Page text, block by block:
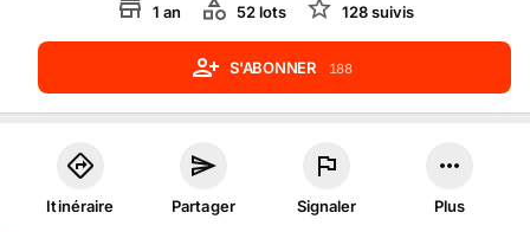
1 an 52lots 128suivis
S'ABONNER 188
Itinéraire Partager Signaler Plus